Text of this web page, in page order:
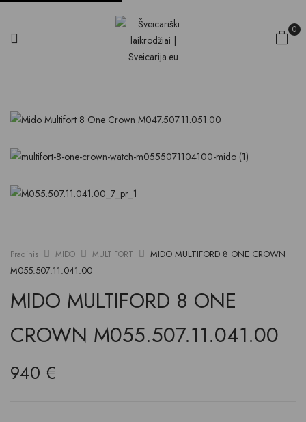
0
Pradinis MIDO MULTIFORT
MIDO MULTIFORD 8 ONE CROWN
M055.507.11.041.00
MIDO MULTIFORD 8 ONE
CROWN M055.507.11.041.00
940 €